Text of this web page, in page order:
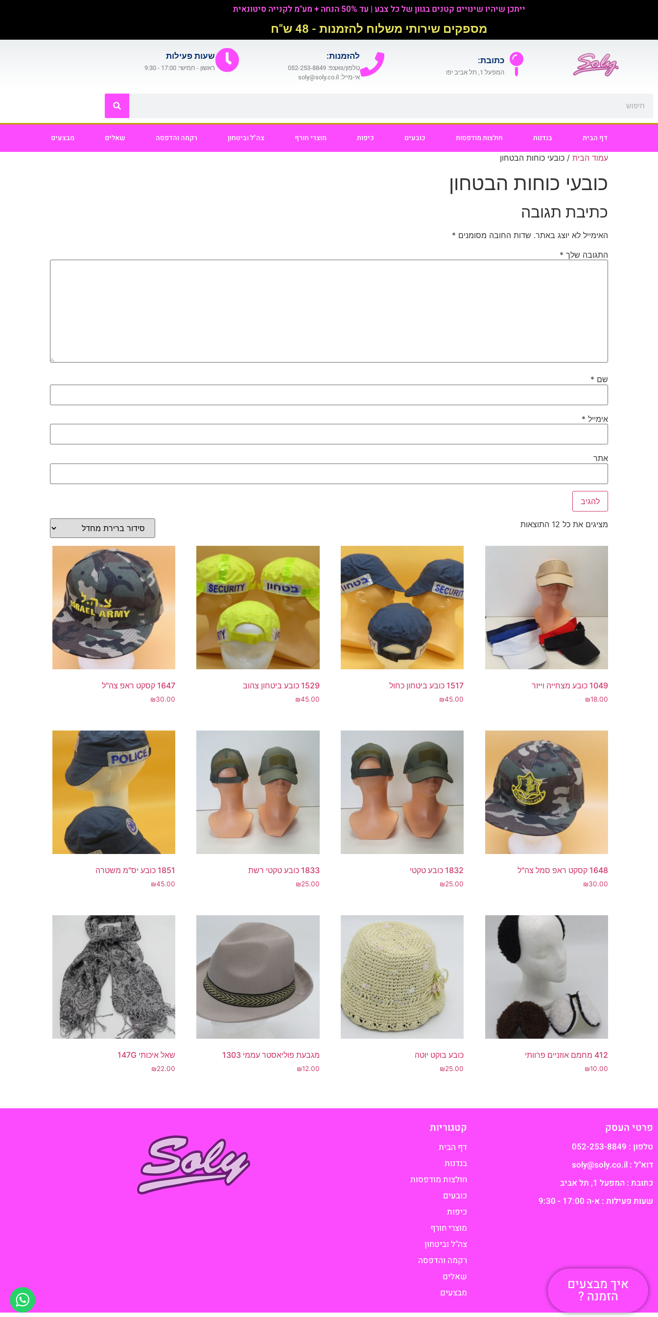
ייתכן שיהיו שינויים קטנים בגוון של כל צבע | עד 50% הנחה + מע"מ לקנייה סיטונאית
מספקים שירותי משלוח להזמנות - 48 ש"ח
כתובת:
המפעל 1, תל אביב יפו
להזמנות:​
טלפון/וואצפ: 052-253-8849
אי-מייל: soly@soly.co.il
שעות פעילות
ראשון - חמישי: 17:00 - 9:30
דף הבית בנדנות חולצות מודפסות כובעים כיפות מוצרי חורף צה"ל וביטחון רקמה והדפסה שאלים מבצעים
עמוד הבית / כובעי כוחות הבטחון
כובעי כוחות הבטחון
כתיבת תגובה
האימייל לא יוצג באתר. שדות החובה מסומנים *
התגובה שלך *
שם *
אימייל *
אתר
מציגים את כל ⁦12⁩ התוצאות
1049 כובע מצחייה וייזר
₪18.00
1517 כובע ביטחון כחול
₪45.00
1529 כובע ביטחון צהוב
₪45.00
1647 קסקט ראפ צה"ל
₪30.00
1648 קסקט ראפ סמל צה"ל
₪30.00
1832 כובע טקטי
₪25.00
1833 כובע טקטי רשת
₪25.00
1851 כובע יס"מ משטרה
₪45.00
412 מחמם אוזניים פרוותי
₪10.00
כובע בוקט יוטה
₪25.00
מגבעת פוליאסטר עממי 1303
₪12.00
שאל איכותי 147G
₪22.00
פרטי העסק
טלפון : 052-253-8849
דוא"ל : soly@soly.co.il
כתובת : המפעל 1, תל אביב​
שעות פעילות : א-ה 17:00 - 9:30
קטגוריות
דף הבית
בנדנות
חולצות מודפסות
כובעים
כיפות
מוצרי חורף
צה"ל וביטחון
רקמה והדפסה
שאלים
מבצעים
איך מבצעים
הזמנה ?